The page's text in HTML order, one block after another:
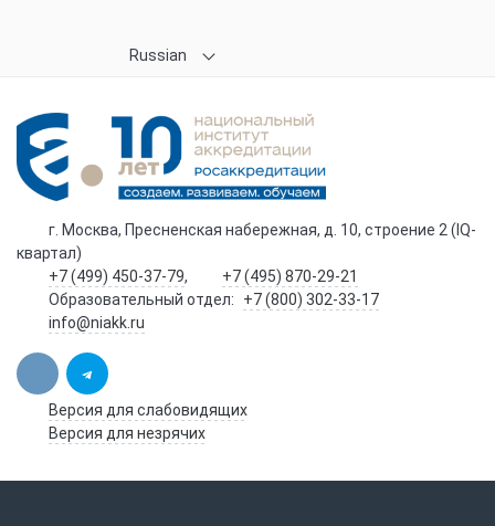
Russian
г. Москва, Пресненская набережная, д. 10, строение 2 (IQ-
квартал)
+7 (499) 450-37-79,
+7 (495) 870-29-21
Образовательный отдел:
+7 (800) 302-33-17
info@niakk.ru
Версия для слабовидящих
Версия для незрячих